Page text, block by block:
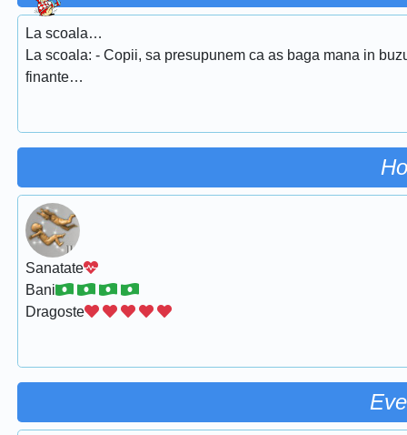
La scoala…
La scoala: - Copii, sa presupunem ca as baga mana in
finante…
Sanatate
Bani
Dragoste